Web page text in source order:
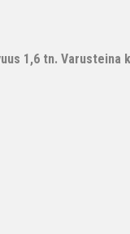
1,6 tn. Varusteina